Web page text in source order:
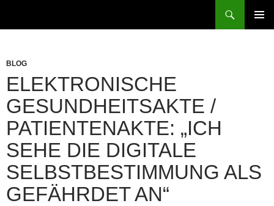
BLOG
ELEKTRONISCHE
GESUNDHEITSAKTE /
PATIENTENAKTE: „ICH
SEHE DIE DIGITALE
SELBSTBESTIMMUNG ALS
GEFÄHRDET AN“